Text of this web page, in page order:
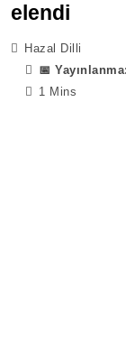
elendi
Hazal Dilli
1 Mins